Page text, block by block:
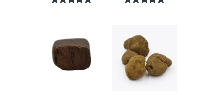
notation
client
basé sur
notation
client